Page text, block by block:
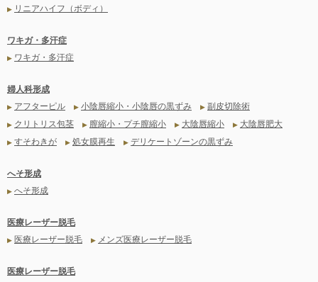
▶ リニアハイフ（ボディ）
ワキガ・多汗症
▶ ワキガ・多汗症
婦人科形成
▶ アフターピル ▶ 小陰唇縮小・小陰唇の黒ずみ ▶ 副皮切除術
▶ クリトリス包茎 ▶ 膣縮小・プチ膣縮小 ▶ 大陰唇縮小 ▶ 大陰唇肥大
▶ すそわきが ▶ 処女膜再生 ▶ デリケートゾーンの黒ずみ
へそ形成
▶ へそ形成
医療レーザー脱毛
▶ 医療レーザー脱毛 ▶ メンズ医療レーザー脱毛
医療レーザー脱毛